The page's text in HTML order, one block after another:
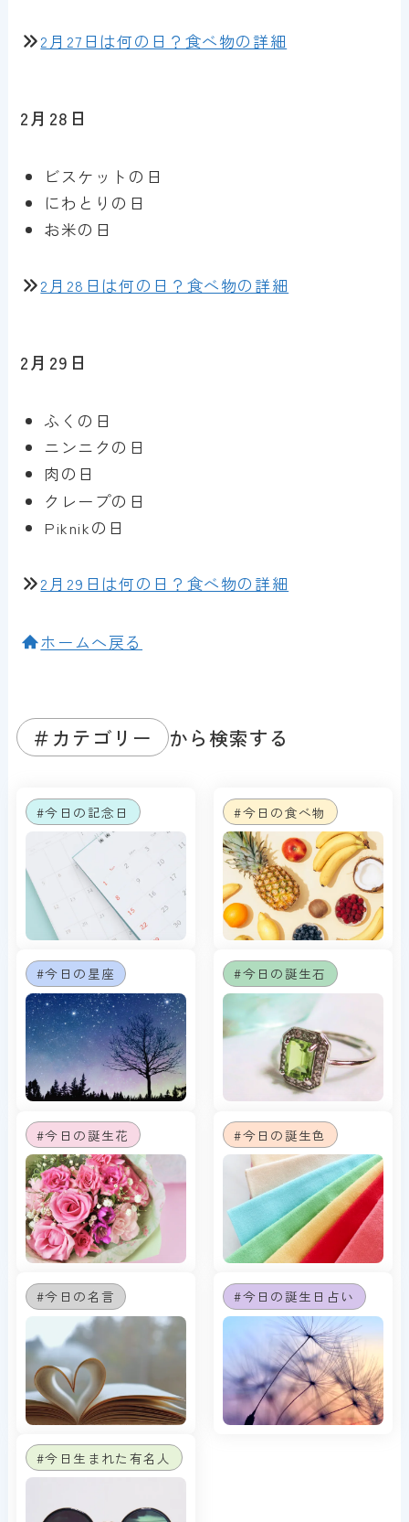
2月27日は何の日？食べ物の詳細
2月28日
ビスケットの日
にわとりの日
お米の日
2月28日は何の日？食べ物の詳細
2月29日
ふくの日
ニンニクの日
肉の日
クレープの日
Piknikの日
2月29日は何の日？食べ物の詳細
ホームへ戻る
＃カテゴリー から検索する
#今日の記念日 #今日の食べ物
#今日の星座 #今日の誕生石
#今日の誕生花 #今日の誕生色
#今日の名言 #今日の誕生日占い
#今日生まれた有名人